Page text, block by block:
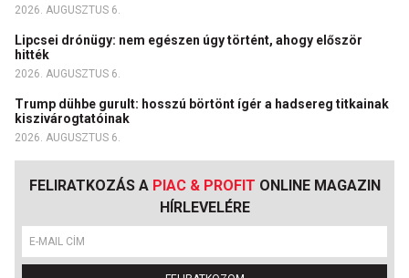
2026. AUGUSZTUS 6.
Lipcsei drónügy: nem egészen úgy történt, ahogy először
hitték
2026. AUGUSZTUS 6.
Trump dühbe gurult: hosszú börtönt ígér a hadsereg titkainak
kiszivárogtatóinak
2026. AUGUSZTUS 6.
FELIRATKOZÁS A PIAC & PROFIT ONLINE MAGAZIN
HÍRLEVELÉRE